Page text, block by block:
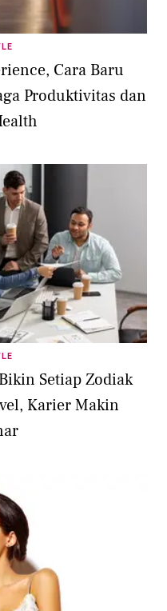
Cara Baru
Produktivitas dan
Setiap Zodiak
Karier Makin